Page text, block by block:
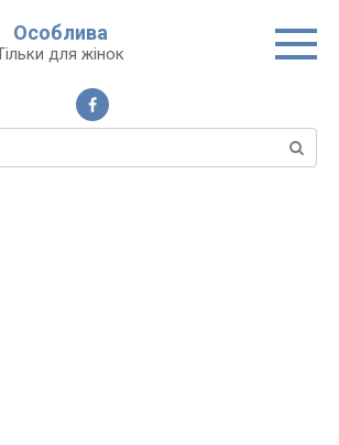
Особлива
для жінок